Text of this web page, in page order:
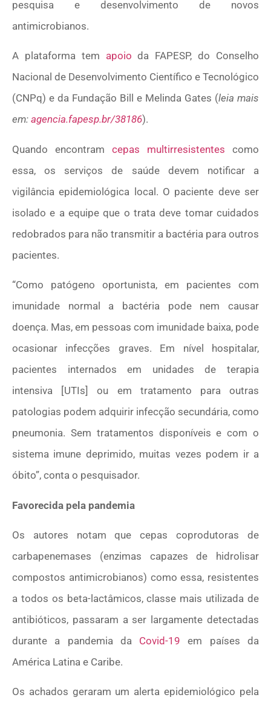
pesquisa e desenvolvimento de novos
antimicrobianos.
A plataforma tem apoio da FAPESP, do Conselho
Nacional de Desenvolvimento Científico e Tecnológico
(CNPq) e da Fundação Bill e Melinda Gates (leia mais
em: agencia.fapesp.br/38186).
Quando encontram cepas multirresistentes como
essa, os serviços de saúde devem notificar a
vigilância epidemiológica local. O paciente deve ser
isolado e a equipe que o trata deve tomar cuidados
redobrados para não transmitir a bactéria para outros
pacientes.
“Como patógeno oportunista, em pacientes com
imunidade normal a bactéria pode nem causar
doença. Mas, em pessoas com imunidade baixa, pode
ocasionar infecções graves. Em nível hospitalar,
pacientes internados em unidades de terapia
intensiva [UTIs] ou em tratamento para outras
patologias podem adquirir infecção secundária, como
pneumonia. Sem tratamentos disponíveis e com o
sistema imune deprimido, muitas vezes podem ir a
óbito”, conta o pesquisador.
Favorecida pela pandemia
Os autores notam que cepas coprodutoras de
carbapenemases (enzimas capazes de hidrolisar
compostos antimicrobianos) como essa, resistentes
a todos os beta-lactâmicos, classe mais utilizada de
antibióticos, passaram a ser largamente detectadas
durante a pandemia da Covid-19 em países da
América Latina e Caribe.
Os achados geraram um alerta epidemiológico pela